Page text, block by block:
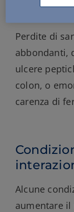
Perdite
Perdite di
abbondanti,
ulcere
colon, o
carenza di
Alcune
aumentare